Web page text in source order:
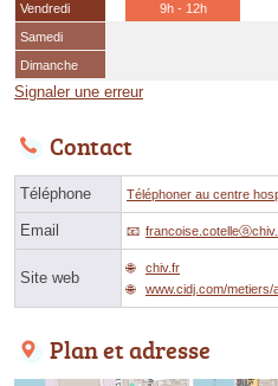
Vendredi
9h - 12h
Samedi
Dimanche
Signaler une erreur
Contact
Téléphone Téléphoner au centre
Email
Site web
chiv.fr
www.cidj.com/
Plan et adresse